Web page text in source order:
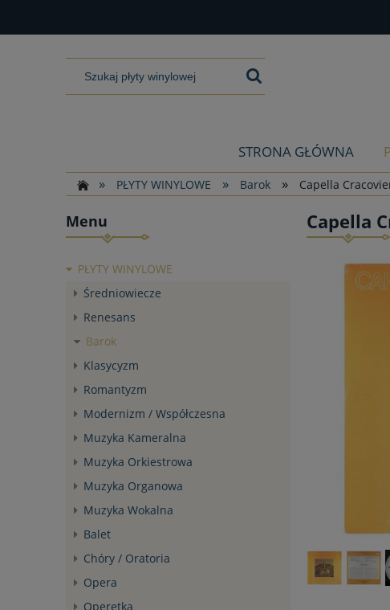
STRONA GŁÓWNA
»
PŁYTY WINYLOWE » Barok » Capella
Menu
PŁYTY WINYLOWE
Średniowiecze
Renesans
Barok
Klasycyzm
Romantyzm
Modernizm / Współczesna
Muzyka Kameralna
Muzyka Orkiestrowa
Muzyka Organowa
Muzyka Wokalna
Balet
Chóry / Oratoria
Opera
Operetka
Capella